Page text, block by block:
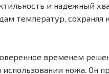
и надежный
температур, сохраняя
временем
ножа. Он